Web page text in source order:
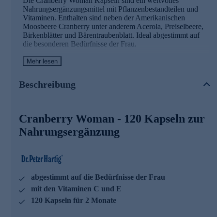
Nahrungsergänzungsmittel mit Pflanzenbestandteilen und
Vitaminen. Enthalten sind neben der Amerikanischen
Moosbeere Cranberry unter anderem Acerola, Preiselbeere,
Birkenblätter und Bärentraubenblatt. Ideal abgestimmt auf
die besonderen Bedürfnisse der Frau.
Die veganen Kapseln lassen sich ausgezeichnet mit allen
Vitamin C und E tragen dazu bei, die Zellen vor
oxidativem Stress zu schützen
Vitamin C trägt zu einer normalen Funktion des
Dr. Peter Hartig® forscht für Ihre Gesundheit
Seit knapp 40 Jahren steht der Name Dr. Peter Hartig® für
die Erforschung von Mikroalgen und die Entwicklung von
Nahrungsergänzungsmitteln. Seine Inspiration und
Mehr lesen
Beschreibung
Cranberry Woman - 120 Kapseln zur
Nahrungsergänzung
abgestimmt auf die Bedürfnisse der Frau
mit den Vitaminen C und E
120 Kapseln für 2 Monate